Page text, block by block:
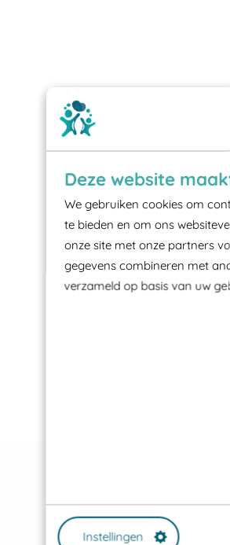
Deze website
We gebruiken cookies om
te bieden en om ons
onze site met onze partners
gegevens combineren met
verzameld op basis van uw
Instellingen